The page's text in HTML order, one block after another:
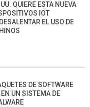
QUIERE ESTA NUEVA
IOT
EL USO DE
DE SOFTWARE
UN SISTEMA DE